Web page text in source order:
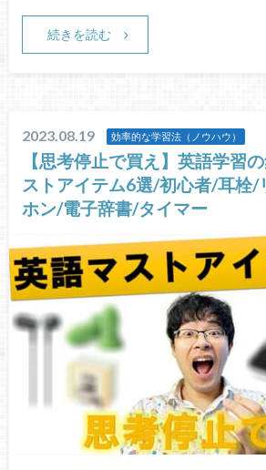
続きを読む
2023.08.19 効率的な学習法（ノウハウ）
【思考停止で買え】英語学習
ストアイテム6選/初心者/耳栓/
ホン/電子辞書/タイマー